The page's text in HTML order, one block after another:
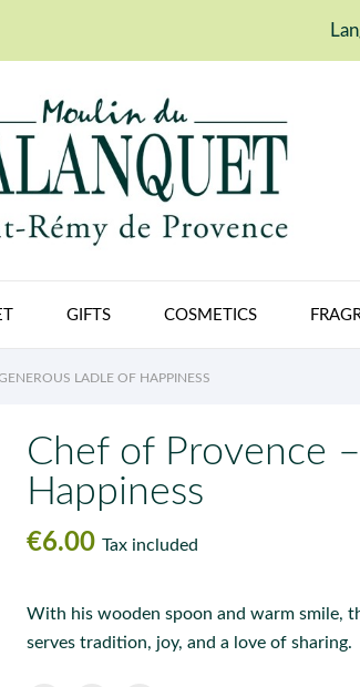
GIFTS COSMETICS
LADLE OF HAPPINESS
Chef of Provence
Happiness
€6.00 Tax included
With his wooden spoon and warm smile,
serves tradition, joy, and a love of sharing.